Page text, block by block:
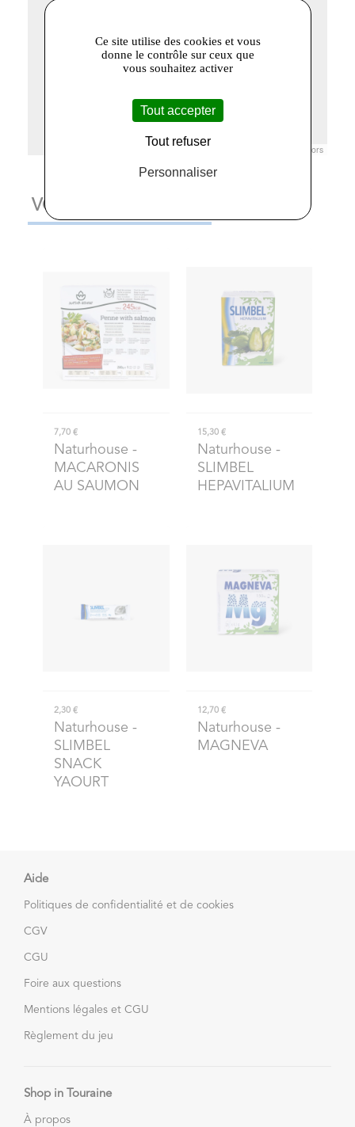
© Openstreetmap France | © contributors
VOUS AIMEREZ AUSSI
7,70 €
Naturhouse -
MACARONIS
AU SAUMON
15,30 €
Naturhouse -
SLIMBEL
HEPAVITALIUM
2,30 €
Naturhouse -
SLIMBEL
SNACK
YAOURT
12,70 €
Naturhouse -
MAGNEVA
Aide
Politiques de confidentialité et de cookies
CGV
CGU
Foire aux questions
Mentions légales et CGU
Règlement du jeu
Shop in Touraine
À propos
Ce site utilise des cookies et vous
donne le contrôle sur ceux que
vous souhaitez activer
Tout accepter
Tout refuser
Personnaliser